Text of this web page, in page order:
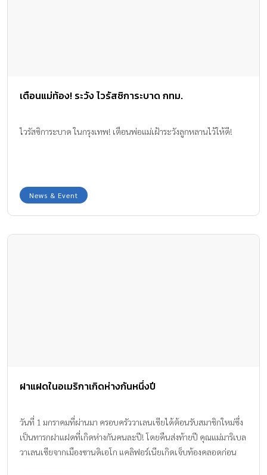
เตือนแม่ท้อง! ระวัง ไวรัสซิการะบาด กทม.
ไวรัสซิการะบาด ในกรุงเทพ! เตือนพ่อแม่เฝ้าระวังลูกหลานไว้ให้ดี!
News & Event
ฝาแฝดในอเมริกาเกิดห่างกันหนึ่งปี
วันที่ 1 มกราคมที่ผ่านมา ครอบครัววาเลนเซียได้ต้อนรับสมาชิกใหม่ซึ่ง
เป็นทารกฝาแฝดที่เกิดห่างกันคนละปี! โดยคืนส่งท้ายปี คุณแม่มาริเบล
วาเลนเซียจากเมืองซานดิเอโก แคลิฟอร์เนียเกิดเจ็บท้องคลอดก่อน